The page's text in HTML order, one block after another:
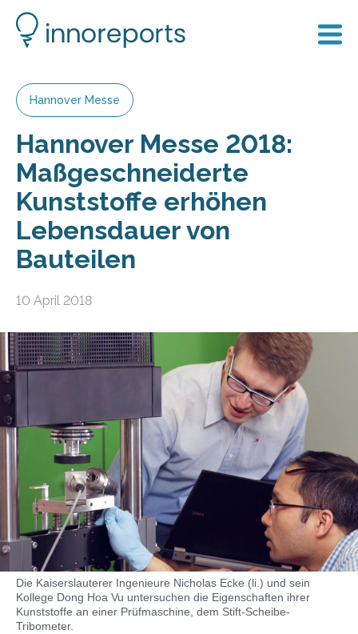
Hannover Messe
Hannover Messe 2018:
Maßgeschneiderte
Kunststoffe erhöhen
Lebensdauer von
Bauteilen
10 April 2018
Die Kaiserslauterer Ingenieure Nicholas Ecke (li.) und sein
Kollege Dong Hoa Vu untersuchen die Eigenschaften ihrer
Kunststoffe an einer Prüfmaschine, dem Stift-Scheibe-
Tribometer.